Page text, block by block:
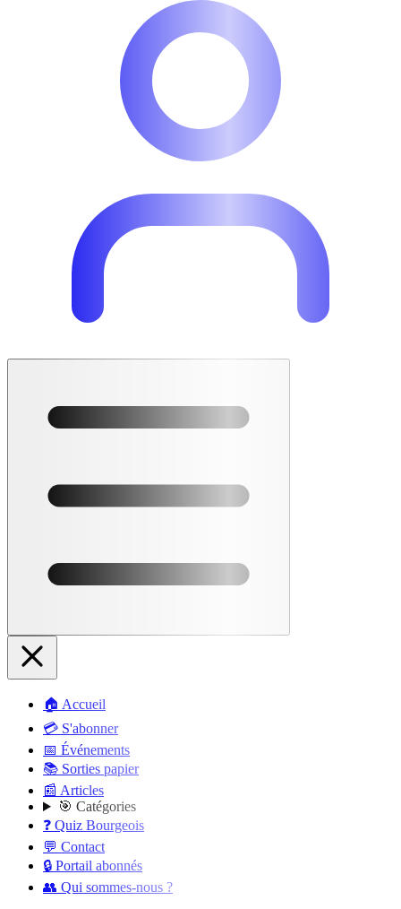
🏠 Accueil
💳 S'abonner
📅 Événements
📚 Sorties papier
📰 Articles
🎯 Catégories
❓ Quiz Bourgeois
💬 Contact
🔒 Portail abonnés
👥 Qui sommes-nous ?